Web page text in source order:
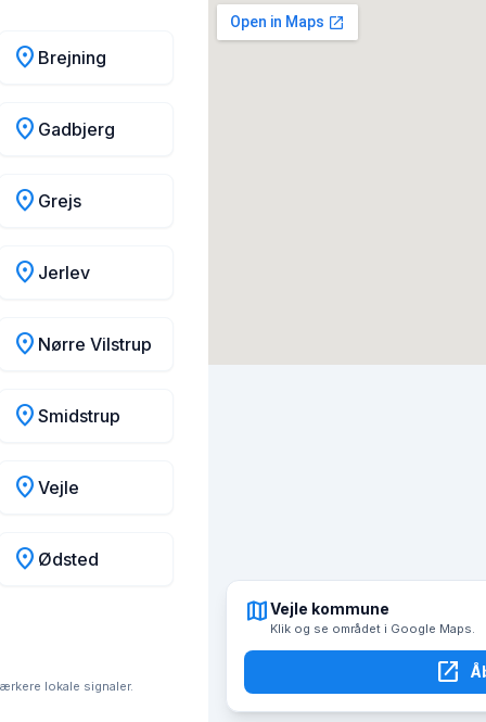
location_on Brejning
location_on Gadbjerg
location_on Grejs
location_on Jerlev
location_on Nørre Vilstrup
location_on Smidstrup
location_on Vejle
location_on Ødsted
lokale signaler.
mapVejle kommune
Klik og se området i Google Maps.
open_in_new